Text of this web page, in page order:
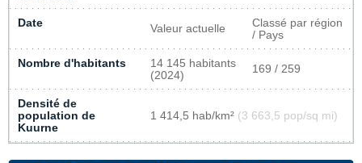
Date Valeur actuelle
Classé par région
/ Pays
Nombre d'habitants
14 145 habitants
(2024)
169 / 259
Densité de
population de
Kuurne
1 414,5 hab/km² (3 663,5 pop/sq mi)